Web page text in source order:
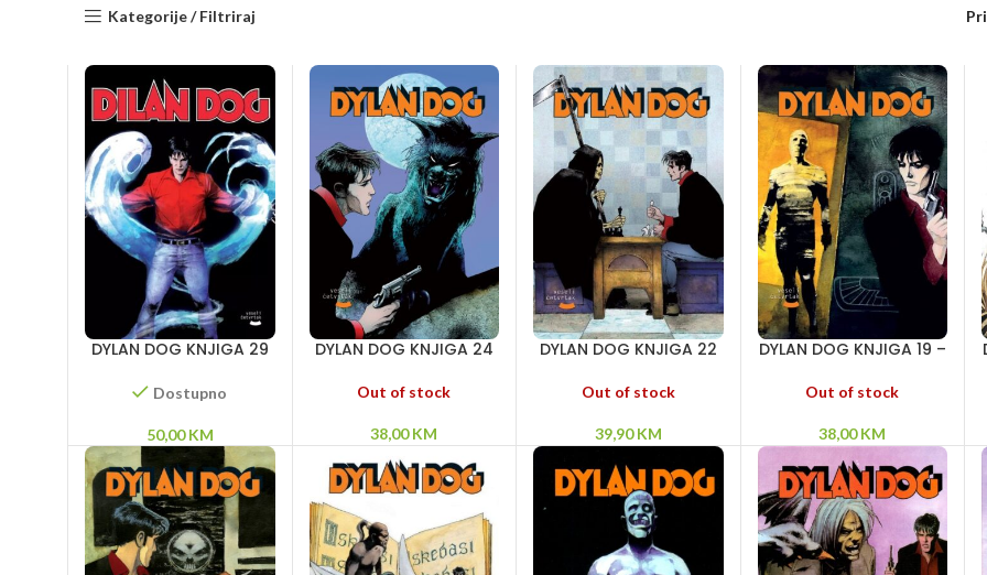
Kategorije / Filtriraj
DYLAN DOG KNJIGA 29
jednom ubogom
Dostupno
50,00KM
DYLAN DOG KNJIGA 24
Bogomoljkini zločini –
Out of stock
38,00KM
DYLAN DOG KNJIGA 22
Zver iz pećine – Partija
Out of stock
39,90KM
DYLAN DOG KNJIGA 19 –
Povratak u zonu
Out of stock
38,00KM